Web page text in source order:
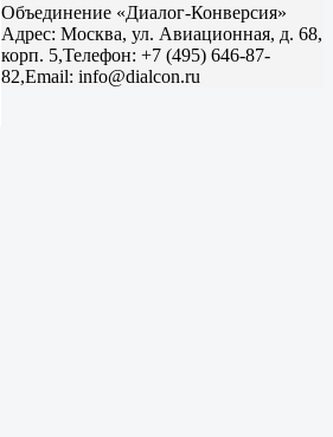
Объединение «Диалог-Конверсия»
Адрес: Москва, ул. Авиационная, д. 68,
корп. 5,Телефон: +7 (495) 646-87-
82,Email: info@dialcon.ru